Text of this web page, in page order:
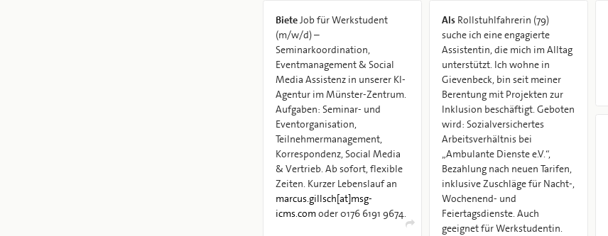
BieteJob für Werkstudent
(m/w/d) –
Seminarkoordination,
Eventmanagement & Social
Media Assistenz in unserer KI-
Agentur im Münster-Zentrum.
Aufgaben: Seminar- und
Eventorganisation,
Teilnehmermanagement,
Korrespondenz, Social Media
& Vertrieb. Ab sofort, flexible
Zeiten. Kurzer Lebenslauf an
marcus.gillsch[at]msg-
icms.comoder 0176 6191 9674.
Als Rollstuhlfahrerin (79)
suche ich eine engagierte
Assistentin, die mich im Alltag
unterstützt. Ich wohne in
Gievenbeck, bin seit meiner
Berentung mit Projekten zur
Inklusion beschäftigt. Geboten
wird: Sozialversichertes
Arbeitsverhältnis bei
„Ambulante Dienste e.V.“,
Bezahlung nach neuen Tarifen,
inklusive Zuschläge für Nacht-,
Wochenend- und
Feiertagsdienste. Auch
geeignet für Werkstudentin.